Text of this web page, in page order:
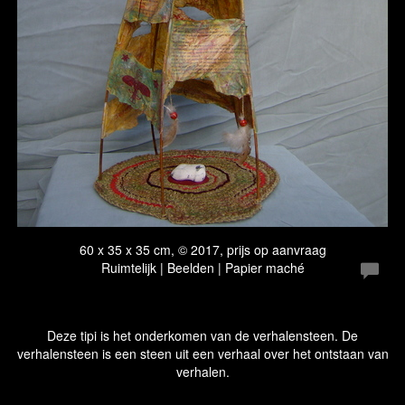
60 x 35 x 35 cm, © 2017, prijs op aanvraag
Ruimtelijk | Beelden | Papier maché
Deze tipi is het onderkomen van de verhalensteen. De
verhalensteen is een steen uit een verhaal over het ontstaan van
verhalen.